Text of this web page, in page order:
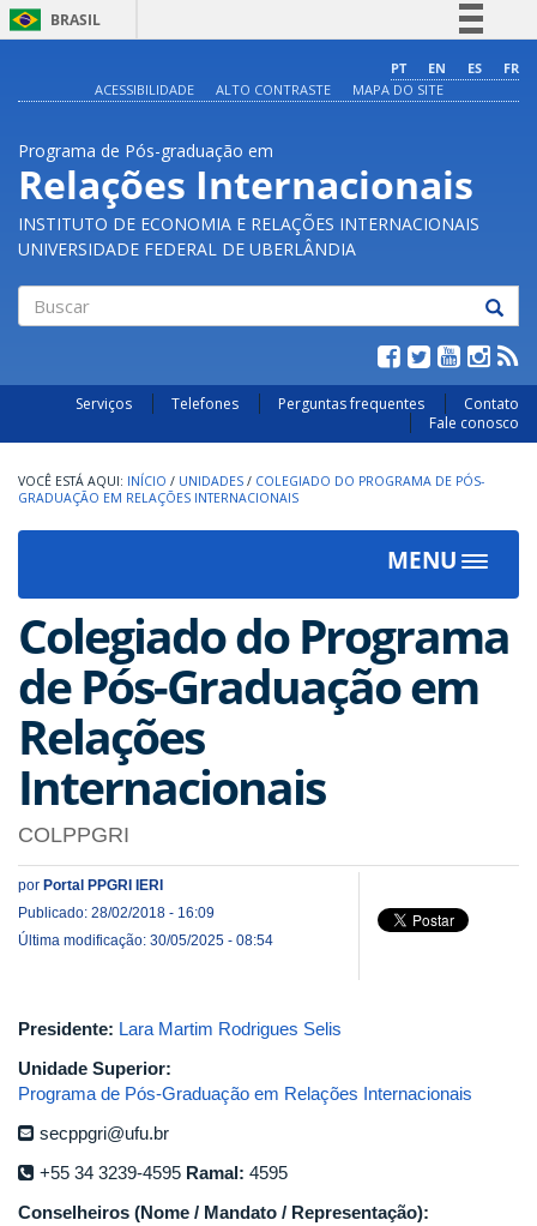
BRASIL
Comunica BR
Acesso à informação
Legislação
PT EN ES
FR
ACESSIBILIDADE
ALTO CONTRASTE MAPA DO SITE
Programa de Pós-graduação em
Relações Internacionais
INSTITUTO DE ECONOMIA E RELAÇÕES INTERNACIONAIS
UNIVERSIDADE FEDERAL DE UBERLÂNDIA
Serviços Telefones Perguntas frequentes
Contato
Fale conosco
INÍCIO / UNIDADES / COLEGIADO DO PROGRAMA DE PÓS-
GRADUAÇÃO EM RELAÇÕES INTERNACIONAIS
MENU
Toggle
Colegiado do Programa
de Pós-Graduação em
Relações
Internacionais
COLPPGRI
por Portal PPGRI IERI
Publicado: 28/02/2018 - 16:09
Última modificação: 30/05/2025 - 08:54
Presidente: Lara Martim Rodrigues Selis
Unidade Superior:
Programa de Pós-Graduação em Relações Internacionais
secppgri@ufu.br
+55 34 3239-4595 Ramal: 4595
Conselheiros (Nome / Mandato / Representação):